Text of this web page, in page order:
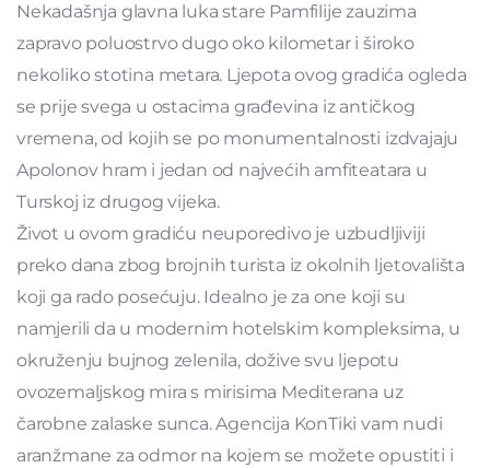
Nekadašnja glavna luka stare Pamfilije zauzima
zapravo poluostrvo dugo oko kilometar i široko
nekoliko stotina metara. Ljepota ovog gradića ogleda
se prije svega u ostacima građevina iz antičkog
vremena, od kojih se po monumentalnosti izdvajaju
Apolonov hram i jedan od najvećih amfiteatara u
Turskoj iz drugog vijeka.
Život u ovom gradiću neuporedivo je uzbudljiviji
preko dana zbog brojnih turista iz okolnih ljetovališta
koji ga rado posećuju. Idealno je za one koji su
namjerili da u modernim hotelskim kompleksima, u
okruženju bujnog zelenila, dožive svu ljepotu
ovozemaljskog mira s mirisima Mediterana uz
čarobne zalaske sunca. Agencija KonTiki vam nudi
aranžmane za odmor na kojem se možete opustiti i